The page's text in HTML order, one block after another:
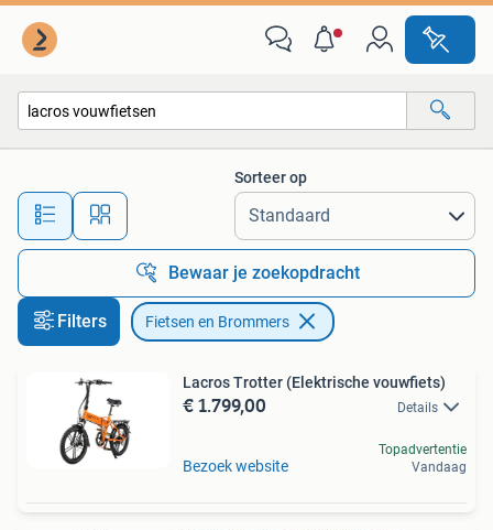
Alle afstanden…
Sorteer op
Bewaar je zoekopdracht
Filters Fietsen en Brommers
Lacros Trotter (Elektrische vouwfiets)
€ 1.799,00 Details
Bezoek website
Topadvertentie
Vandaag